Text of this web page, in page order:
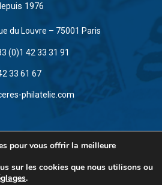
1976
du Louvre – 75001 Paris
(0)1 42 33 31 91
33 61 67
philatelie.com
pour vous offrir la meilleure
sur les cookies que nous utilisons ou
.